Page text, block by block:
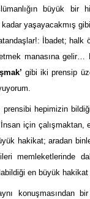
büyük bir
kadar yaşayacakmış
İbadet; halk
manasına gelir…
gibi iki prensip
prensibi hepimizin
için
hakikat; aradan
memleketlerinde
en büyük hakikat
aynı konuşmasından